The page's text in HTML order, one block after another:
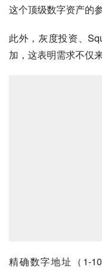
这个顶级数字资产的
此外，灰度投资、
加，这表明需求不仅
精确数字地址（1-